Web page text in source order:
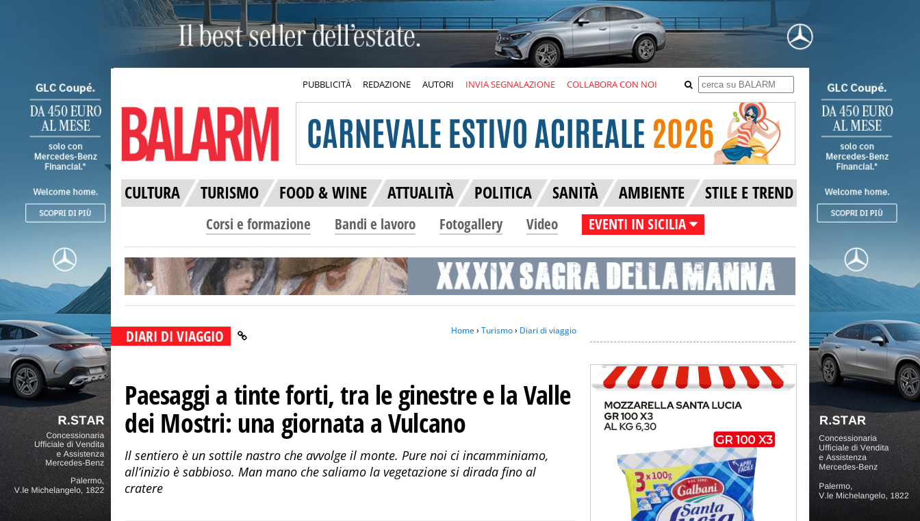
PUBBLICITÀ REDAZIONE AUTORI INVIA SEGNALAZIONE COLLABORA CON NOI
CULTURA TURISMO FOOD & WINE ATTUALITÀ POLITICA SANITÀ AMBIENTE STILE E TREND
Corsi e formazione Bandi e lavoro Fotogallery Video EVENTI IN SICILIA
DIARI DI VIAGGIO Home› Turismo› Diari di viaggio
Paesaggi a tinte forti, tra le ginestre e la Valle
dei Mostri: una giornata a Vulcano
Il sentiero è un sottile nastro che avvolge il monte. Pure noi ci incamminiamo,
all’inizio è sabbioso. Man mano che saliamo la vegetazione si dirada fino al
cratere